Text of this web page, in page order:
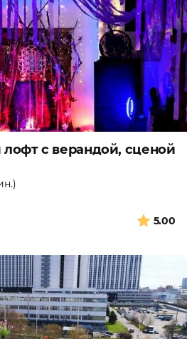
с верандой, сценой
5.00